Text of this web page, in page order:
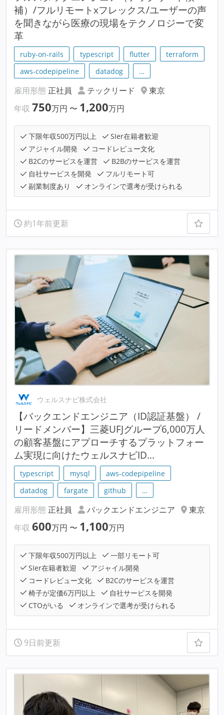
補）/フルリモートxフレックス/ユーザーの声
を聞きながら医療の現場をテクノロジーで変
革
ruby-on-rails typescript flutter
terraform
aws-codepipeline
datadog …
雇用形態 正社員 テックリード
東京
年収 750万円 〜 1,200万円
下限年収500万円以上
SIer在籍者歓迎
アジャイル開発
コードレビュー文化
B2Cのサービスを運営
B2Bのサービスを運営
自社サービスを開発
フルリモート可
副業制度あり
オンラインで選考が受けられる
約1年前更新
ウェルスナビ株式会社
【バックエンドエンジニア（ID認証基盤） /
リードメンバー】三菱UFJグループ6,000万人
の顧客基盤にアプローチするプラットフォー
ム実現に向けたウェルスナビID...
typescript mysql
aws-codepipeline
datadog
fargate github …
雇用形態 正社員 バックエンドエンジニア
東京
年収 600万円 〜 1,100万円
下限年収500万円以上
一部リモート可
SIer在籍者歓迎
アジャイル開発
コードレビュー文化
B2Cのサービスを運営
椅子が定価6万円以上
自社サービスを開発
CTOがいる
オンラインで選考が受けられる
9日前更新